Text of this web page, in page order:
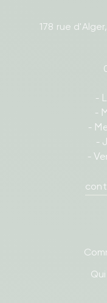
178 rue
-
-
-
-
-